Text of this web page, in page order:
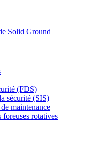
Solid Ground
(FDS)
sécurité (SIS)
maintenance
foreuses rotatives